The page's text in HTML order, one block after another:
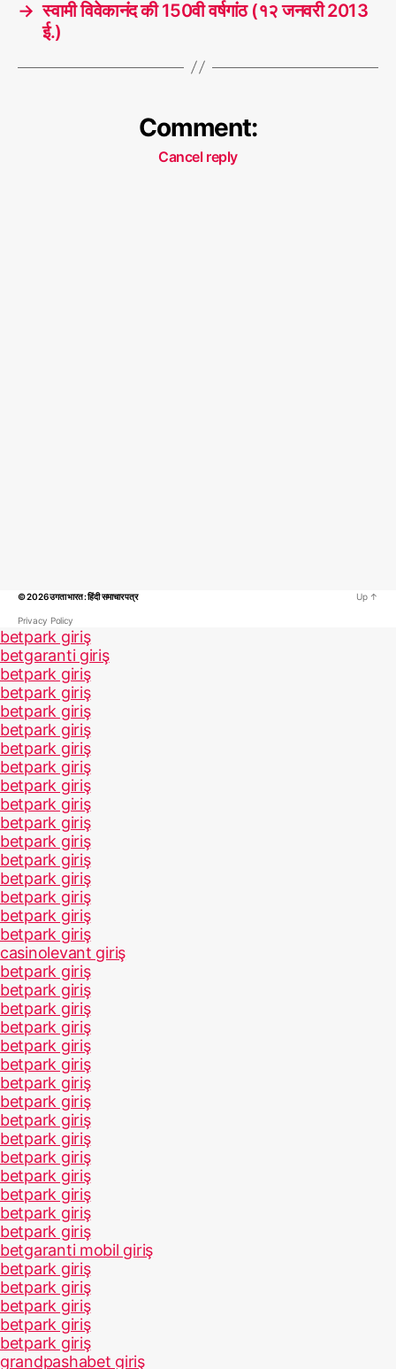
→ स्वामी विवेकानंद की 150वी वर्षगांठ (१२ जनवरी 2013
ई.)
Comment:
Cancel reply
© 2026उगता भारत : हिंदी समाचार पत्र
Privacy Policy
Up ↑
betpark giriş
betgaranti giriş
betpark giriş
betpark giriş
betpark giriş
betpark giriş
betpark giriş
betpark giriş
betpark giriş
betpark giriş
betpark giriş
betpark giriş
betpark giriş
betpark giriş
betpark giriş
betpark giriş
betpark giriş
casinolevant giriş
betpark giriş
betpark giriş
betpark giriş
betpark giriş
betpark giriş
betpark giriş
betpark giriş
betpark giriş
betpark giriş
betpark giriş
betpark giriş
betpark giriş
betpark giriş
betpark giriş
betpark giriş
betgaranti mobil giriş
betpark giriş
betpark giriş
betpark giriş
betpark giriş
betpark giriş
grandpashabet giriş